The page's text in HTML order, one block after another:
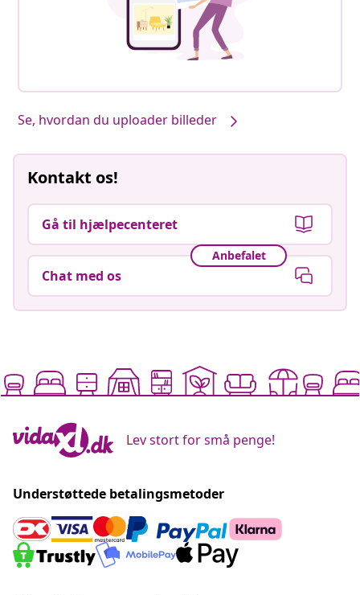
Vores produkter – stylet af dig #sharemevidaxl
Se, hvordan du uploader billeder
Kontakt os!
Gå til hjælpecenteret
Chat med os
Understøttede betalingsmetoder